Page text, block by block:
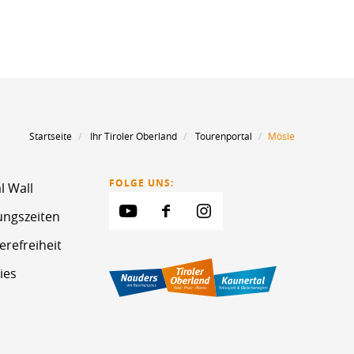
Startseite Ihr Tiroler Oberland Tourenportal Mösle
Wall
FOLGE UNS: